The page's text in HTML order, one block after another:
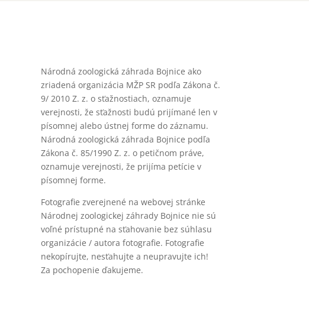
Národná zoologická záhrada Bojnice ako
zriadená organizácia MŽP SR podľa Zákona č.
9/ 2010 Z. z. o sťažnostiach, oznamuje
verejnosti, že sťažnosti budú prijímané len v
písomnej alebo ústnej forme do záznamu.
Národná zoologická záhrada Bojnice podľa
Zákona č. 85/1990 Z. z. o petičnom práve,
oznamuje verejnosti, že prijíma petície v
písomnej forme.
Fotografie zverejnené na webovej stránke
Národnej zoologickej záhrady Bojnice nie sú
voľné prístupné na sťahovanie bez súhlasu
organizácie / autora fotografie. Fotografie
nekopírujte, nesťahujte a neupravujte ich!
Za pochopenie ďakujeme.